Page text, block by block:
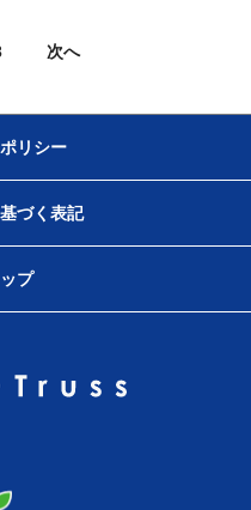
次へ
リシー
づく表記
プ